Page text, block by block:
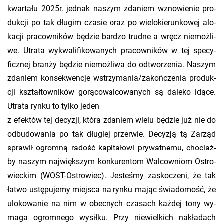
kwar­ta­łu 2025r. jed­nak na­szym zda­niem wzno­wie­nie pro­
duk­cji po tak dłu­gim cza­sie oraz po wie­lo­kie­run­ko­wej alo­
ka­cji pra­cow­ni­ków bę­dzie bar­dzo trud­ne a wręcz nie­moż­li­
we. Utra­ta wy­kwa­li­fi­ko­wa­nych pra­cow­ni­ków w tej spe­cy­
ficz­nej bran­ży bę­dzie nie­moż­li­wa do od­two­rze­nia. Na­szym
zda­niem kon­se­kwen­cje wstrzy­ma­nia/za­koń­cze­nia pro­duk­
cji kształ­tow­ni­ków go­rą­co­wal­co­wa­nych są da­le­ko idące.
Utra­ta rynku to tylko jeden
z efek­tów tej de­cy­zji, która zda­niem wielu bę­dzie już nie do
od­bu­do­wa­nia po tak dłu­giej prze­rwie. De­cy­zją tą Za­rząd
spra­wił ogrom­ną ra­dość ka­pi­ta­ło­wi pry­wat­ne­mu, cho­ciaż­
by na­szym naj­więk­szym kon­ku­ren­tom Wal­cow­niom Ostro­
wiec­kim (WOST-Ostro­wiec). Je­ste­śmy za­sko­cze­ni, że tak
łatwo ustę­pu­je­my miej­sca na rynku mając świa­do­mość, że
ulo­ko­wa­nie na nim w obec­nych cza­sach każ­dej tony wy­
ma­ga ogrom­ne­go wy­sił­ku. Przy nie­wiel­kich na­kła­dach